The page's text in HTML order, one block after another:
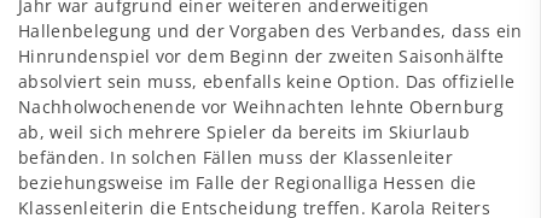
Jahr war aufgrund einer weiteren anderweitigen
Hallenbelegung und der Vorgaben des Verbandes, dass ein
Hinrundenspiel vor dem Beginn der zweiten Saisonhälfte
absolviert sein muss, ebenfalls keine Option. Das offizielle
Nachholwochenende vor Weihnachten lehnte Obernburg
ab, weil sich mehrere Spieler da bereits im Skiurlaub
befänden. In solchen Fällen muss der Klassenleiter
beziehungsweise im Falle der Regionalliga Hessen die
Klassenleiterin die Entscheidung treffen. Karola Reiters